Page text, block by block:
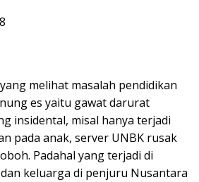
melihat masalah pendidikan
es yaitu gawat darurat
insidental, misal hanya terjadi
pada anak, server UNBK rusak
Padahal yang terjadi di
keluarga di penjuru Nusantara